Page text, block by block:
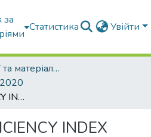
за
Статистика Увійти
Конференції та матеріали конференцій
LOGISTICS EFFICIENCY INDEX AND QUALITY OF TRANSPORT INFRASTRUCTURE IN AGRICULTURAL SECTOR OF UKRAINE
INDEX